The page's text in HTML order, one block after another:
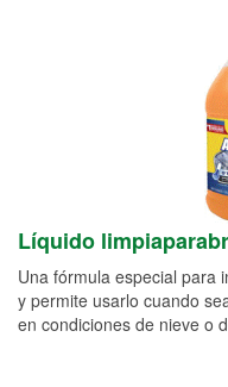
Líquido
Una fórmula especial para
y permite usarlo cuando
en condiciones de nieve o